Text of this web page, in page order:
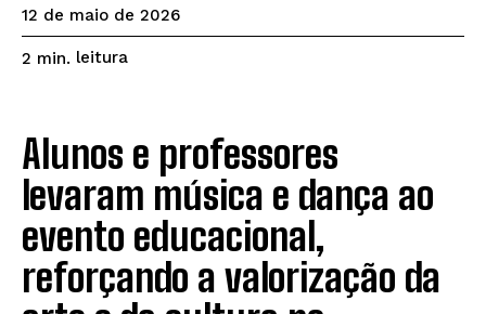
12 de maio de 2026
2 min. leitura
Alunos e professores
levaram música e dança ao
evento educacional,
reforçando a valorização da